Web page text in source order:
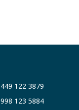
449 122 3879
998 123 5884